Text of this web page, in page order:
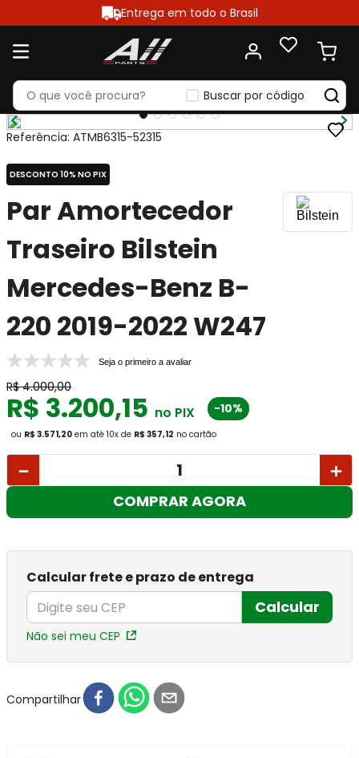
Entrega em todo o Brasil
Buscar por código
Referência: ATMB6315-52315
DESCONTO 10% NO PIX
Par Amortecedor
Traseiro Bilstein
Mercedes-Benz B-
220 2019-2022 W247
Seja o primeiro a avaliar
R$ 4.000,00
R$ 3.200,15 no PIX -10%
ou R$ 3.571,20 em até 10x de R$ 357,12 no cartão
＋
－
COMPRAR AGORA
Calcular frete e prazo de entrega
Calcular
Não sei meu CEP
Compartilhar